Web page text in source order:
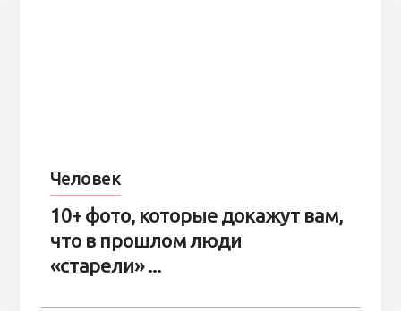
Человек
10+ фото, которые докажут вам,
что в прошлом люди
«старели» ...